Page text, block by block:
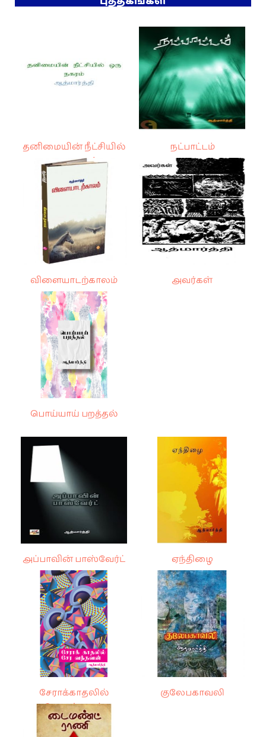
தனிமையின் நீட்சியில்
ஒரு நகரம்
நட்பாட்டம்
விளையாடற்காலம் அவர்கள்
பொய்யாய் பறத்தல்
அப்பாவின் பாஸ்வேர்ட் ஏந்திழை
சேராக்காதலில்
சேரவந்தவன்
குலேபகாவலி